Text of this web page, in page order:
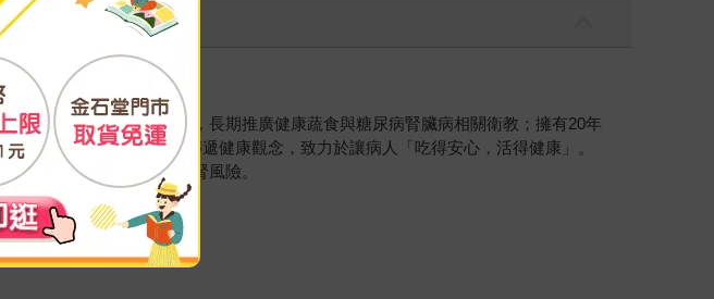
筆名取作「酪梨醫師」，長期推廣健康蔬食與糖尿病腎臟病相關衛教；擁有20年
，書寫出臨床的故事來傳遞健康觀念，致力於讓病人「吃得安心，活得健康」。
與家人的健康，遠離洗腎風險。